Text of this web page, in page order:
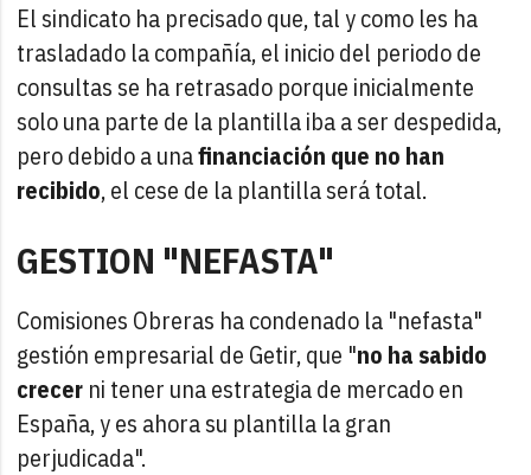
El sindicato ha precisado que, tal y como les ha
trasladado la compañía, el inicio del periodo de
consultas se ha retrasado porque inicialmente
solo una parte de la plantilla iba a ser despedida,
pero debido a unafinanciación que no han
recibido, el cese de la plantilla será total.
GESTION "NEFASTA"
Comisiones Obreras ha condenado la "nefasta"
gestión empresarial de Getir, que "no ha sabido
crecer ni tener una estrategia de mercado en
España, y es ahora su plantilla la gran
perjudicada".